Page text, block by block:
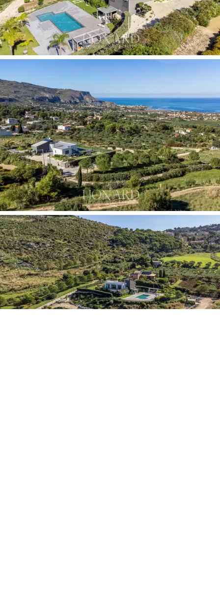
Esta encantadora propiedad es ideal para alejarse de la
ciudad y disfrutar de todo lo que el mar, la vista y el
ambiente mediterráneo tienen el placer de ofrecer.